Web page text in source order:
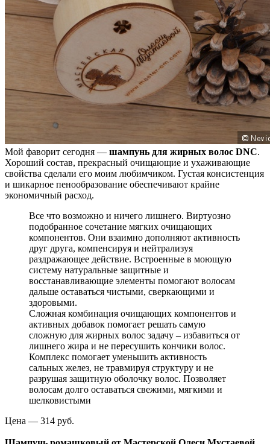
Мой фаворит сегодня — шампунь для жирных волос DNC.
Хороший состав, прекрасный очищающие и ухаживающие
свойства сделали его моим любимчиком. Густая консистенция
и шикарное пенообразование обеспечивают крайне
экономичный расход.
Все что возможно и ничего лишнего. Виртуозно
подобранное сочетание мягких очищающих
компонентов. Они взаимно дополняют активность
друг друга, компенсируя и нейтрализуя
раздражающее действие. Встроенные в моющую
систему натуральные защитные и
восстанавливающие элементы помогают волосам
дальше оставаться чистыми, сверкающими и
здоровыми.
Сложная комбинация очищающих компонентов и
активных добавок помогает решать самую
сложную для жирных волос задачу – избавиться от
лишнего жира и не пересушить кончики волос.
Комплекс помогает уменьшить активность
сальных желез, не травмируя структуру и не
разрушая защитную оболочку волос. Позволяет
волосам долго оставаться свежими, мягкими и
шелковистыми
Цена — 314 руб.